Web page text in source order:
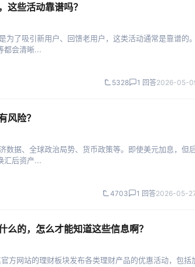
这些活动靠谱吗？
了吸引新用户、回馈老用户，这类活动通常是靠谱的
都会清晰...
5328 1 回答2026-05-
风险？
据、全球政治局势、货币政策等。即使美元加息，但
汇后资产...
4703 1 回答2026-05-
的，怎么才能知道这些信息啊？
方网站的理财板块发布各类理财产品的优惠活动，包括